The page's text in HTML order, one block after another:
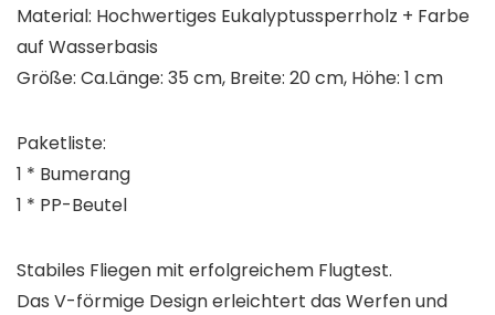
Material: Hochwertiges Eukalyptussperrholz + Farbe
auf Wasserbasis
Größe: Ca.Länge: 35 cm, Breite: 20 cm, Höhe: 1 cm
Paketliste:
1 * Bumerang
1 * PP-Beutel
Stabiles Fliegen mit erfolgreichem Flugtest.
Das V-förmige Design erleichtert das Werfen und